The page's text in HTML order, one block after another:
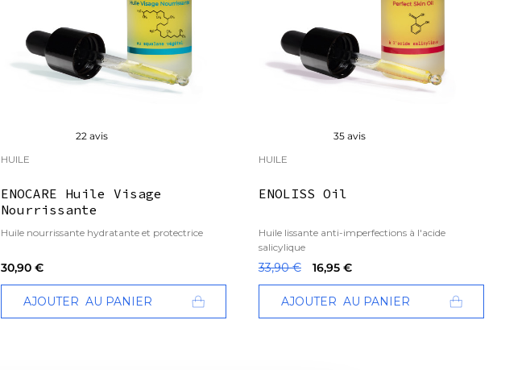
22 avis
HUILE
ENOCARE Huile Visage
Nourrissante
Huile nourrissante hydratante et protectrice
30,90 €
AJOUTER AU PANIER
35 avis
HUILE
ENOLISS Oil
Huile lissante anti-imperfections à l'acide
salicylique
33,90 € 16,95 €
AJOUTER AU PANIER